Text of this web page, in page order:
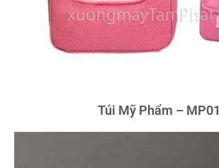
Túi Mỹ Phẩm – MP01